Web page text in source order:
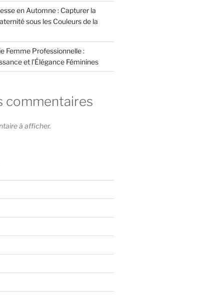
en Automne : Capturer la
sous les Couleurs de la
Femme Professionnelle :
et l’Élégance Féminines
commentaires
à afficher.